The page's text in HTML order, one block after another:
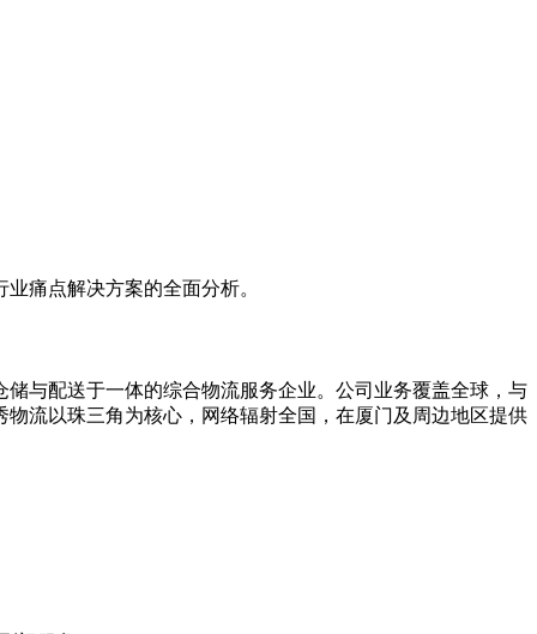
痛点解决方案的全面分析。
与配送于一体的综合物流服务企业。公司业务覆盖全球，与
流以珠三角为核心，网络辐射全国，在厦门及周边地区提供